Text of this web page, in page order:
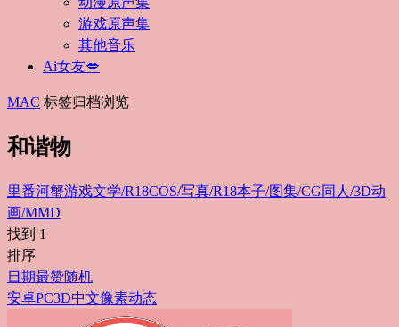
游戏原声集
其他音乐
Ai女友💋
MAC 标签归档浏览
和谐物
里番河蟹游戏文学/R18COS/写真/R18本子/图集/CG同人/3D动
画/MMD
找到 1
排序
日期最赞随机
安卓PC3D中文像素动态